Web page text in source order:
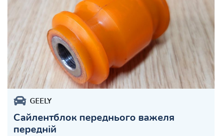
GEELY
Сайлентблок переднього важеля
передній